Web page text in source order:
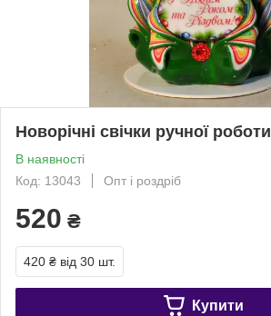
Новорічні свічки ручної роботи
В наявності
Код: 13043
Опт і роздріб
520 ₴
420 ₴ від 30 шт.
Купити